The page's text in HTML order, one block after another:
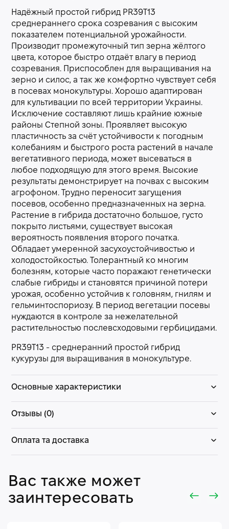
Надёжный простой гибрид РR39T13
среднераннего срока созревания с высоким
показателем потенциальной урожайности.
Производит промежуточный тип зерна жёлтого
цвета, которое быстро отдаёт влагу в период
созревания. Приспособлен для выращивания на
зерно и силос, а так же комфортно чувствует себя
в посевах монокультуры. Хорошо адаптирован
для культивации по всей территории Украины.
Исключение составляют лишь крайние южные
районы Степной зоны. Проявляет высокую
пластичность за счёт устойчивости к погодным
колебаниям и быстрого роста растений в начале
вегетативного периода, может высеваться в
любое подходящую для этого время. Высокие
результаты демонстрирует на почвах с высоким
агрофоном. Трудно переносит загущения
посевов, особенно предназначенных на зерна.
Растение в гибрида достаточно большое, густо
покрыто листьями, существует высокая
вероятность появления второго початка.
Обладает умеренной засухоустойчивостью и
холодостойкостью. Толерантный ко многим
болезням, которые часто поражают генетически
слабые гибриды и становятся причиной потери
урожая, особенно устойчив к головням, гнилям и
гельминтоспориозу. В период вегетации посевы
нуждаются в контроле за нежелательной
растительностью послевсходовыми гербицидами.
PR39T13 - среднеранний простой гибрид
кукурузы для выращивания в монокультуре.
Основные характеристики
Отзывы (0)
Оплата та доставка
Вас также может
заинтересовать